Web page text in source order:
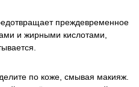
преждевременное
и жирными кислотами,
по коже, смывая макияж.